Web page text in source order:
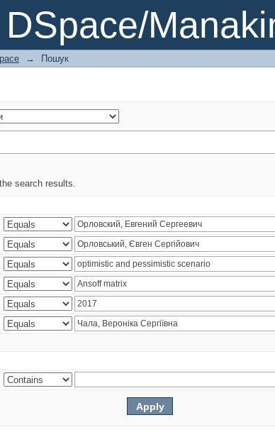
→ Пошук
search results.